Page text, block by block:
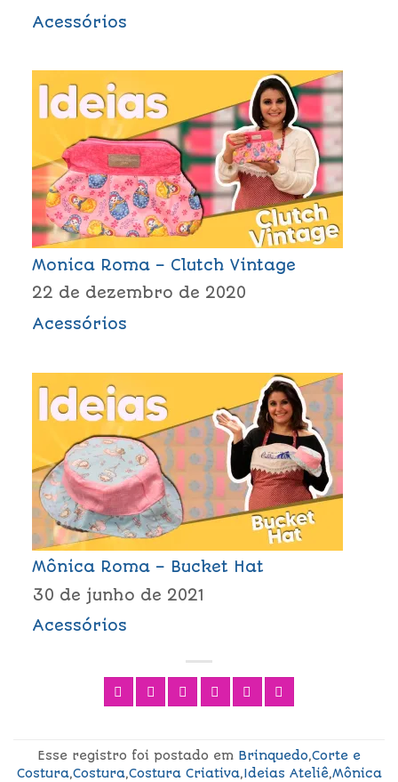
Acessórios
Monica Roma – Clutch Vintage
22 de dezembro de 2020
Acessórios
Mônica Roma – Bucket Hat
30 de junho de 2021
Acessórios
Esse registro foi postado em Brinquedo,Corte e
Costura,Costura,Costura Criativa,Ideias Ateliê,Mônica